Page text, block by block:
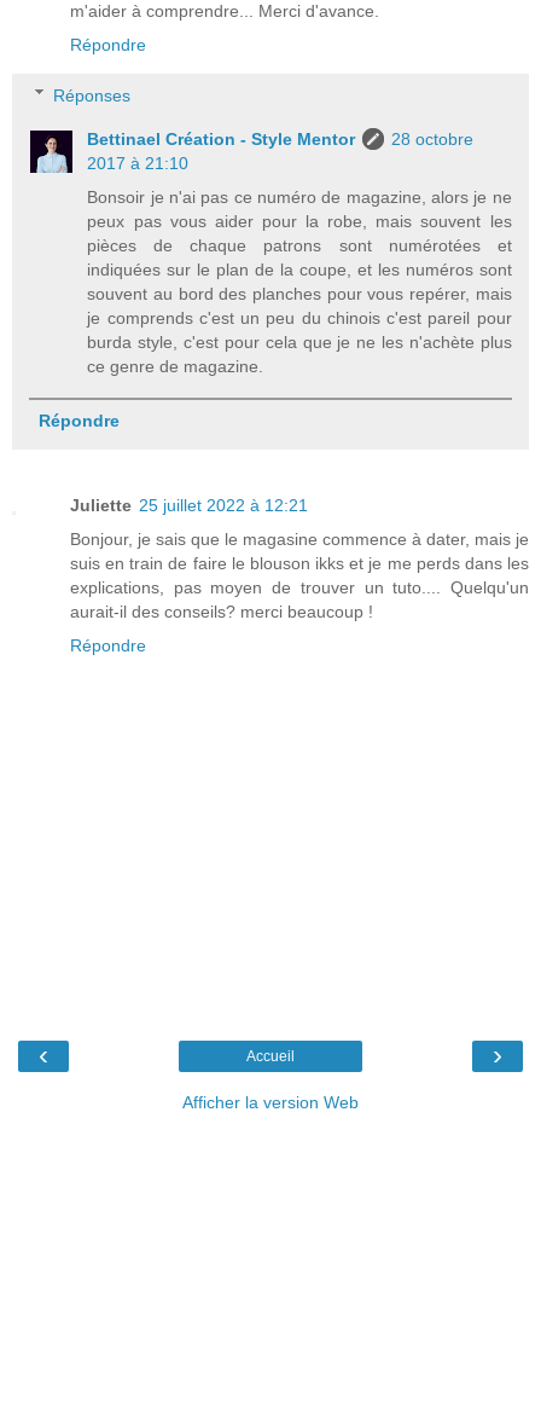
m'aider à comprendre... Merci d'avance.
Répondre
Réponses
Bettinael Création - Style Mentor
28 octobre
2017 à 21:10
Bonsoir je n'ai pas ce numéro de magazine, alors je ne
peux pas vous aider pour la robe, mais souvent les
pièces de chaque patrons sont numérotées et
indiquées sur le plan de la coupe, et les numéros sont
souvent au bord des planches pour vous repérer, mais
je comprends c'est un peu du chinois c'est pareil pour
burda style, c'est pour cela que je ne les n'achète plus
ce genre de magazine.
Répondre
Juliette 25 juillet 2022 à 12:21
Bonjour, je sais que le magasine commence à dater, mais je
suis en train de faire le blouson ikks et je me perds dans les
explications, pas moyen de trouver un tuto.... Quelqu'un
aurait-il des conseils? merci beaucoup !
Répondre
‹ ›
Accueil
Afficher la version Web